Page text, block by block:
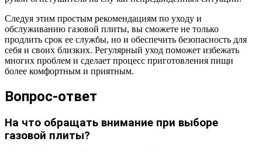
Следуя этим простым рекомендациям по уходу и
обслуживанию газовой плиты, вы сможете не только
продлить срок ее службы, но и обеспечить безопасность для
себя и своих близких. Регулярный уход поможет избежать
многих проблем и сделает процесс приготовления пищи
более комфортным и приятным.
Вопрос-ответ
На что обращать внимание при выборе
газовой плиты?